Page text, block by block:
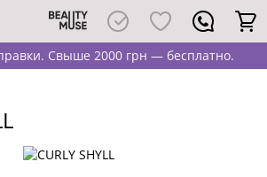
Свыше 2000 грн — бесплатно.